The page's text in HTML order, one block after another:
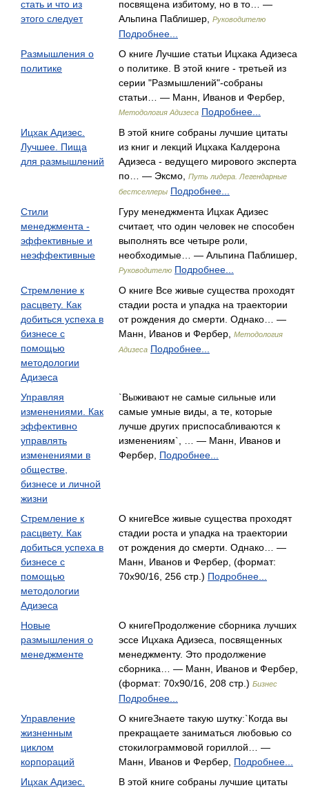
стать и что из
этого следует
посвящена избитому, но в то… —
Альпина Паблишер,
Руководителю
Подробнее...
Размышления о
политике
О книге Лучшие статьи Ицхака Адизеса
о политике. В этой книге - третьей из
серии "Размышлений"-собраны
статьи… — Манн, Иванов и Фербер,
Методология Адизеса Подробнее...
Ицхак Адизес.
Лучшее. Пища
для размышлений
В этой книге собраны лучшие цитаты
из книг и лекций Ицхака Калдерона
Адизеса - ведущего мирового эксперта
по… — Эксмо,
Путь лидера. Легендарные
бестселлеры Подробнее...
Стили
менеджмента -
эффективные и
неэффективные
Гуру менеджмента Ицхак Адизес
считает, что один человек не способен
выполнять все четыре роли,
необходимые… — Альпина Паблишер,
Руководителю Подробнее...
Стремление к
расцвету. Как
добиться успеха в
бизнесе с
помощью
методологии
Адизеса
О книге Все живые существа проходят
стадии роста и упадка на траектории
от рождения до смерти. Однако… —
Манн, Иванов и Фербер,
Методология
Адизеса Подробнее...
Управляя
изменениями. Как
эффективно
управлять
изменениями в
обществе,
бизнесе и личной
жизни
`Выживают не самые сильные или
самые умные виды, а те, которые
лучше других приспосабливаются к
изменениям`, … — Манн, Иванов и
Фербер, Подробнее...
Стремление к
расцвету. Как
добиться успеха в
бизнесе с
помощью
методологии
Адизеса
О книгеВсе живые существа проходят
стадии роста и упадка на траектории
от рождения до смерти. Однако… —
Манн, Иванов и Фербер, (формат:
70x90/16, 256 стр.) Подробнее...
Новые
размышления о
менеджменте
О книгеПродолжение сборника лучших
эссе Ицхака Адизеса, посвященных
менеджменту. Это продолжение
сборника… — Манн, Иванов и Фербер,
(формат: 70x90/16, 208 стр.) Бизнес
Подробнее...
Управление
жизненным
циклом
корпораций
О книгеЗнаете такую шутку:`Когда вы
прекращаете заниматься любовью со
стокилограммовой гориллой… —
Манн, Иванов и Фербер, Подробнее...
Ицхак Адизес.
В этой книге собраны лучшие цитаты